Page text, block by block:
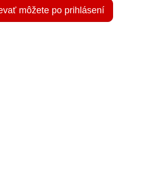
môžete po prihlásení